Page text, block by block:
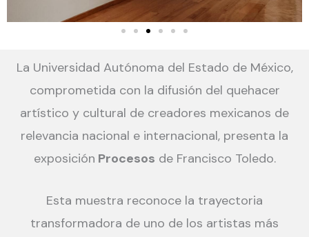
La Universidad Autónoma del Estado de México,
comprometida con la difusión del quehacer
artístico y cultural de creadores mexicanos de
relevancia nacional e internacional, presenta la
exposición Procesos de Francisco Toledo.
Esta muestra reconoce la trayectoria
transformadora de uno de los artistas más